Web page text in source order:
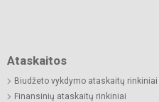
Ataskaitos
Biudžeto vykdymo ataskaitų rinkiniai
Finansinių ataskaitų rinkiniai